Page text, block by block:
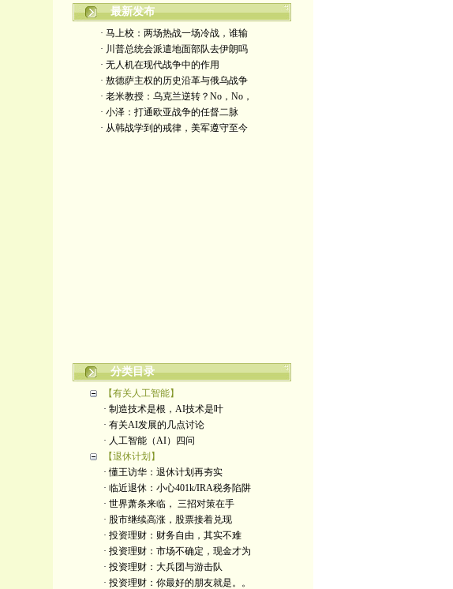
最新发布
· 马上校：两场热战一场冷战，谁输
· 川普总统会派遣地面部队去伊朗吗
· 无人机在现代战争中的作用
· 敖德萨主权的历史沿革与俄乌战争
· 老米教授：乌克兰逆转？No，No，
· 小泽：打通欧亚战争的任督二脉
· 从韩战学到的戒律，美军遵守至今
分类目录
【有关人工智能】
· 制造技术是根，AI技术是叶
· 有关AI发展的几点讨论
· 人工智能（AI）四问
【退休计划】
· 懂王访华：退休计划再夯实
· 临近退休：小心401k/IRA税务陷阱
· 世界萧条来临， 三招对策在手
· 股市继续高涨，股票接着兑现
· 投资理财：财务自由，其实不难
· 投资理财：市场不确定，现金才为
· 投资理财：大兵团与游击队
· 投资理财：你最好的朋友就是。。